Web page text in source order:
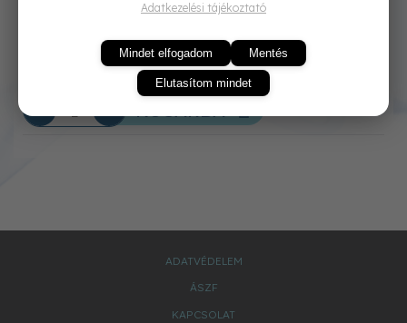
KOSÁRBA
ADATVÉDELEM
ÁSZF
KAPCSOLAT
Adatkezelési tájékoztató
Mindet elfogadom Mentés
Elutasítom mindet